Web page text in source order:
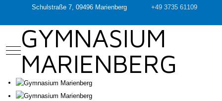
Schulstraße 7, 09496 Marienberg +49 3735 61109
Mobile Menu Toggle
GYMNASIUM
MARIENBERG